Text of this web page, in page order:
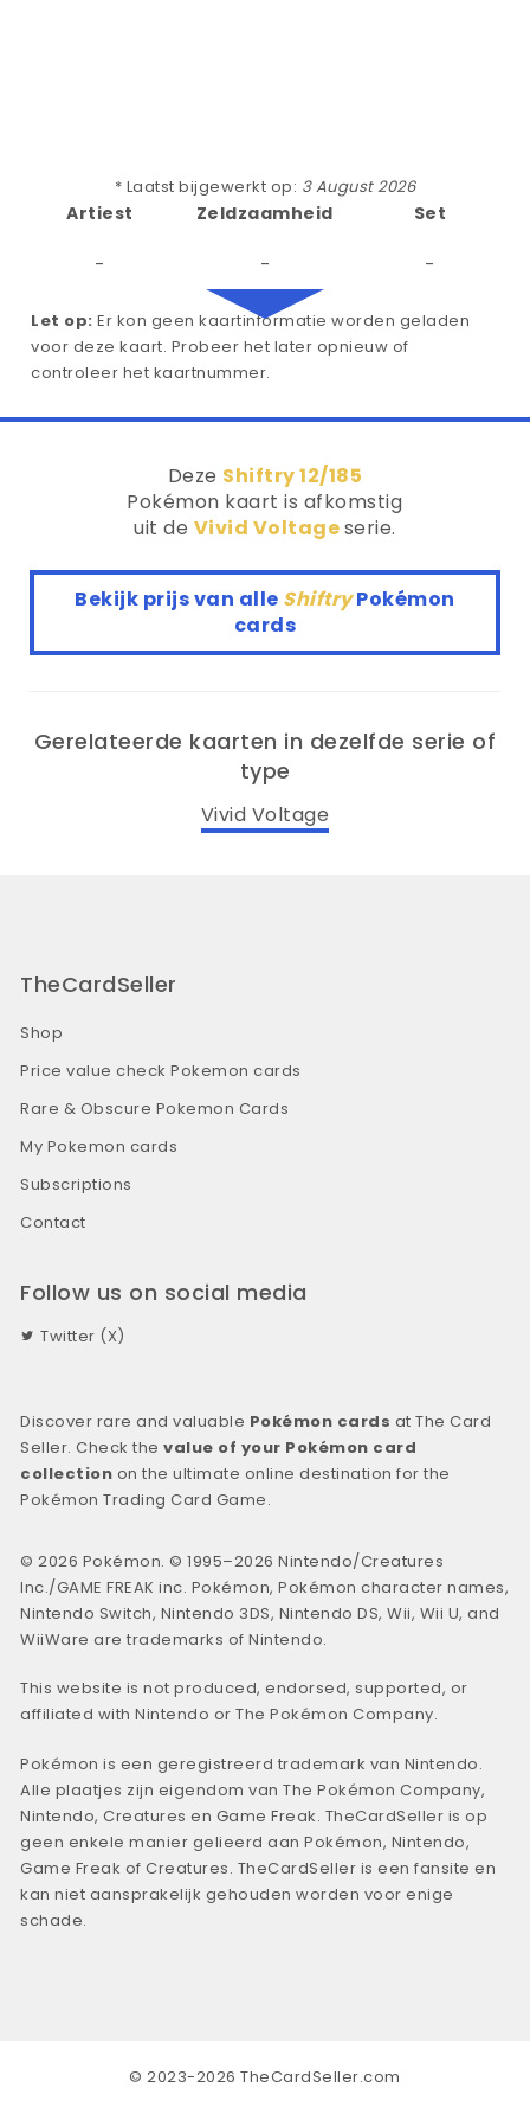
* Laatst bijgewerkt op: 3 August 2026
Artiest
-
Zeldzaamheid
-
Set
-
Let op: Er kon geen kaartinformatie worden geladen
voor deze kaart. Probeer het later opnieuw of
controleer het kaartnummer.
Deze Shiftry 12/185
Pokémon kaart is afkomstig
uit de Vivid Voltageserie.
Bekijk prijs van alle ShiftryPokémon
cards
Gerelateerde kaarten in dezelfde serie of
type
Vivid Voltage
TheCardSeller
Shop
Price value check Pokemon cards
Rare & Obscure Pokemon Cards
My Pokemon cards
Subscriptions
Contact
Follow us on social media
Twitter (X)
Discover rare and valuable Pokémon cards at The Card
Seller. Check thevalue of your Pokémon card
collection on the ultimate online destination for the
Pokémon Trading Card Game.
© 2026 Pokémon. © 1995–2026 Nintendo/Creatures
Inc./GAME FREAK inc. Pokémon, Pokémon character names,
Nintendo Switch, Nintendo 3DS, Nintendo DS, Wii, Wii U, and
WiiWare are trademarks of Nintendo.
This website is not produced, endorsed, supported, or
affiliated with Nintendo or The Pokémon Company.
Pokémon is een geregistreerd trademark van Nintendo.
Alle plaatjes zijn eigendom van The Pokémon Company,
Nintendo, Creatures en Game Freak. TheCardSeller is op
geen enkele manier gelieerd aan Pokémon, Nintendo,
Game Freak of Creatures. TheCardSeller is een fansite en
kan niet aansprakelijk gehouden worden voor enige
schade.
© 2023-2026 TheCardSeller.com